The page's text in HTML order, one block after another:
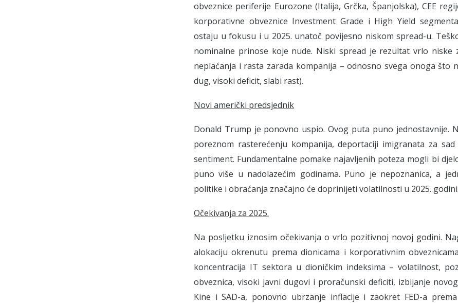
obveznice periferije Eurozone (Italija, Grčka, Španjolska), CEE
korporativne obveznice Investment Grade i High Yield
ostaju u fokusu i u 2025. unatoč povijesno niskom spread-u.
nominalne prinose koje nude. Niski spread je rezultat vrlo niske
neplaćanja i rasta zarada kompanija – odnosno svega onoga što
dug, visoki deficit, slabi rast).
Novi američki predsjednik
Donald Trump je ponovno uspio. Ovog puta puno jednostavnije.
poreznom rasterećenju kompanija, deportaciji imigranata za
sentiment. Fundamentalne pomake najavljenih poteza mogli bi
puno više u nadolazećim godinama. Puno je nepoznanica, a
politike i obraćanja značajno će doprinijeti volatilnosti u 2025. godini.
Očekivanja za 2025.
Na posljetku iznosim očekivanja o vrlo pozitivnoj novoj godini.
alokaciju okrenutu prema dionicama i korporativnim
koncentracija IT sektora u dioničkim indeksima – volatilnost,
obveznica, visoki javni dugovi i proračunski deficiti, izbijanje
Kine i SAD-a, ponovno ubrzanje inflacije i zaokret FED-a